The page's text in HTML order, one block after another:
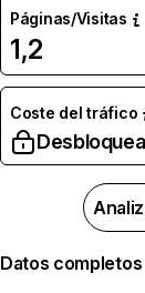
Páginas/Visitas
1,2
Coste del tráfico
Datos